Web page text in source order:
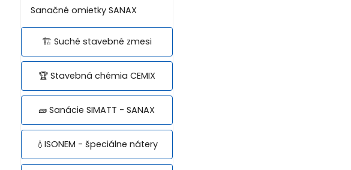
Sanačné omietky SANAX
🏗️ Suché stavebné zmesi
🏆 Stavebná chémia CEMIX
🧱 Sanácie SIMATT - SANAX
💧ISONEM - špeciálne nátery